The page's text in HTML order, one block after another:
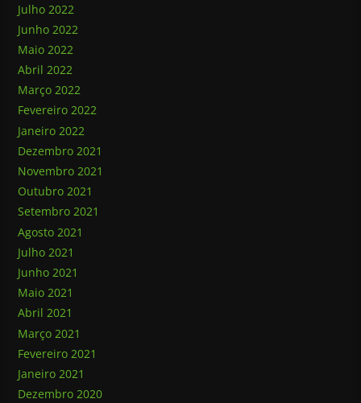
Julho 2022
Junho 2022
Maio 2022
Abril 2022
Março 2022
Fevereiro 2022
Janeiro 2022
Dezembro 2021
Novembro 2021
Outubro 2021
Setembro 2021
Agosto 2021
Julho 2021
Junho 2021
Maio 2021
Abril 2021
Março 2021
Fevereiro 2021
Janeiro 2021
Dezembro 2020